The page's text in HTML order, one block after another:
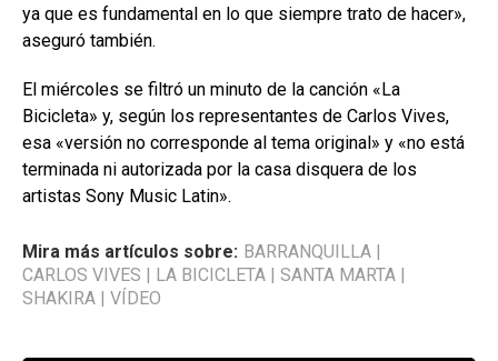
ya que es fundamental en lo que siempre trato de hacer»,
aseguró también.
El miércoles se filtró un minuto de la canción «La
Bicicleta» y, según los representantes de Carlos Vives,
esa «versión no corresponde al tema original» y «no está
terminada ni autorizada por la casa disquera de los
artistas Sony Music Latin».
Mira más artículos sobre: BARRANQUILLA
CARLOS VIVES
LA BICICLETA SANTA MARTA
SHAKIRA
VÍDEO